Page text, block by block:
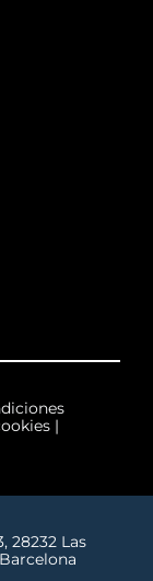
|
28232 Las